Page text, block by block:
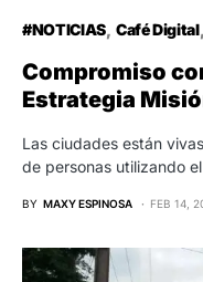
#NOTICIAS Café Digital
Compromiso
Estrategia
Las ciudades están
de personas utilizando
BY MAXY ESPINOSA FEB 14,